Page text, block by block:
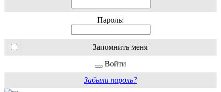
Пароль:
Запомнить меня
Войти
Забыли пароль?